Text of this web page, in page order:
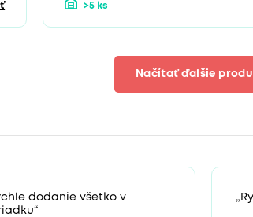
>5 ks
Načítať ďalšie
dodanie všetko v